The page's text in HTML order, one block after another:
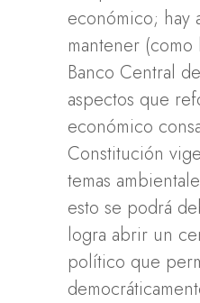
económico; hay
mantener
Banco Central
aspectos que
económico
Constitución
temas
esto se podrá
logra abrir un
político que